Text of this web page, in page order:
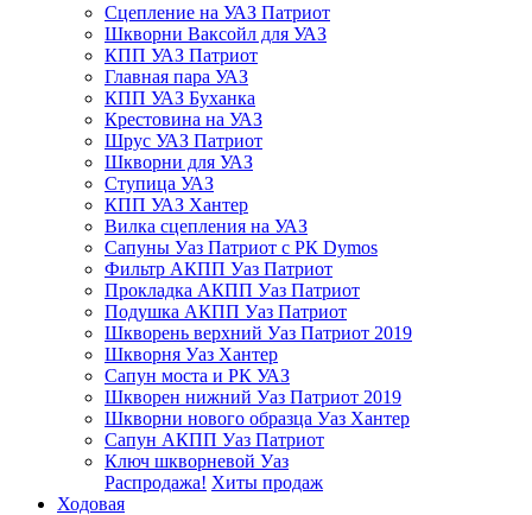
Сцепление на УАЗ Патриот
Шкворни Ваксойл для УАЗ
КПП УАЗ Патриот
Главная пара УАЗ
КПП УАЗ Буханка
Крестовина на УАЗ
Шрус УАЗ Патриот
Шкворни для УАЗ
Ступица УАЗ
КПП УАЗ Хантер
Вилка сцепления на УАЗ
Сапуны Уаз Патриот с РК Dymos
Фильтр АКПП Уаз Патриот
Прокладка АКПП Уаз Патриот
Подушка АКПП Уаз Патриот
Шкворень верхний Уаз Патриот 2019
Шкворня Уаз Хантер
Сапун моста и РК УАЗ
Шкворен нижний Уаз Патриот 2019
Шкворни нового образца Уаз Хантер
Сапун АКПП Уаз Патриот
Ключ шкворневой Уаз
Распродажа! Хиты продаж
Ходовая